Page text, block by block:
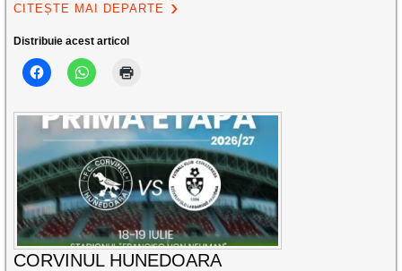
CITEȘTE MAI DEPARTE
Distribuie acest articol
CORVINUL HUNEDOARA